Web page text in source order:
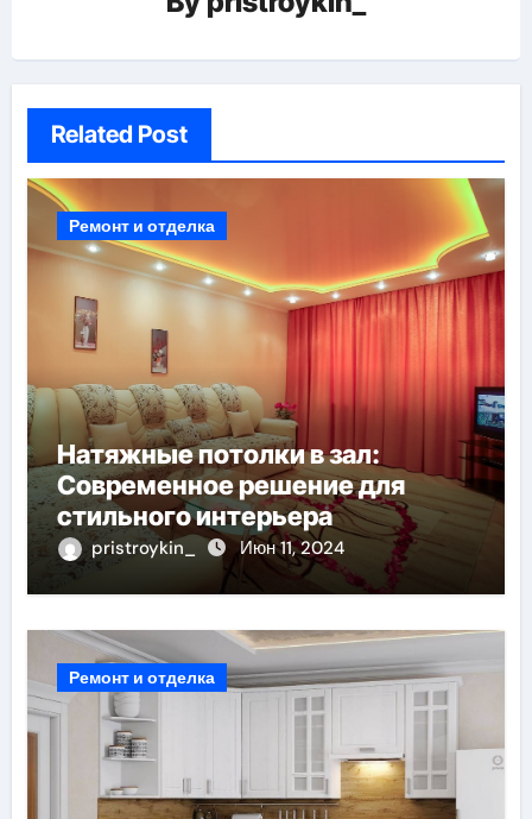
Related Post
Ремонт и отделка
Натяжные потолки в зал:
Современное решение для
стильного интерьера
pristroykin_ Июн 11, 2024
Ремонт и отделка